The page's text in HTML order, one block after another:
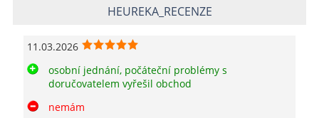
HEUREKA_RECENZE
11.03.2026
osobní jednání, počáteční problémy s
doručovatelem vyřešil obchod
nemám